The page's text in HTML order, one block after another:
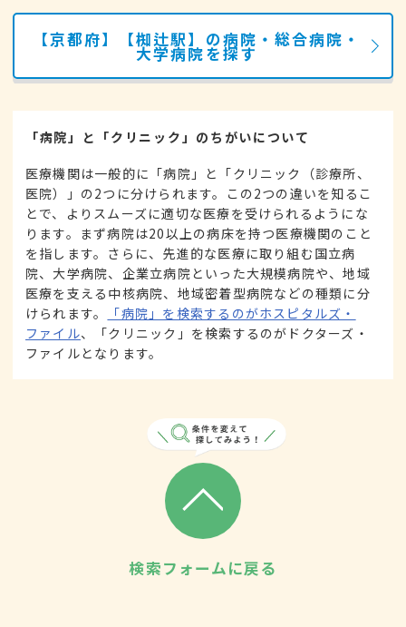
【京都府】【椥辻駅】の病院・総合病院・
大学病院を探す
「病院」と「クリニック」のちがいについて
医療機関は一般的に「病院」と「クリニック（診療所、
医院）」の2つに分けられます。この2つの違いを知るこ
とで、よりスムーズに適切な医療を受けられるようにな
ります。まず病院は20以上の病床を持つ医療機関のこと
を指します。さらに、先進的な医療に取り組む国立病
院、大学病院、企業立病院といった大規模病院や、地域
医療を支える中核病院、地域密着型病院などの種類に分
けられます。
「病院」を検索するのがホスピタルズ・
ファイル、「クリニック」を検索するのがドクターズ・
ファイルとなります。
検索フォームに戻る